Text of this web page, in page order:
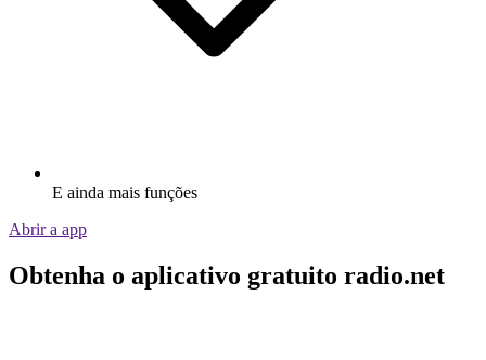
E ainda mais funções
Abrir a app
Obtenha o aplicativo gratuito radio.net